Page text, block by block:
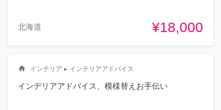
北海道 ¥18,000
home インテリア ▸ インテリアアドバイス
インデリアアドバイス、模様替えお手伝い